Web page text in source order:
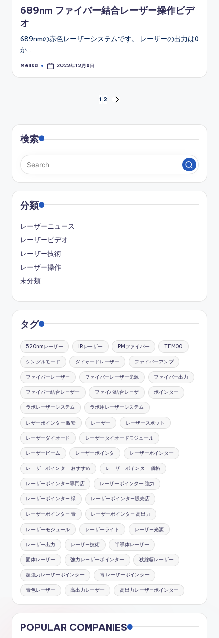
689nm ファイバー結合レーザー操作ビデ
オ
689nmの赤色レーザーシステムです。 レーザーの出力は0
か…
Posted
Melisa 2022年12月6日
稿
の
ペ
ー
ジ
送
り
1 2
検索
分類
レーザーニュース
レーザービデオ
レーザー技術
レーザー操作
未分類
タグ
520nmレーザー IRレーザー PMファイバー TEM00
シングルモード ダイオードレーザー ファイバーアンプ
ファイバーレーザー ファイバーレーザー光源 ファイバー出力
ファイバー結合レーザー ファイバ結合レーザ ポインター
ラボレーザーシステム ラボ用レーザーシステム
レザーポインター 激安 レーザー レーザースポット
レーザーダイオード レーザーダイオードモジュール
レーザービーム レーザーポインタ レーザーポインター
レーザーポインター おすすめ レーザーポインター 価格
レーザーポインター専門店 レーザーポインター 強力
レーザーポインター 緑 レーザーポインター販売店
レーザーポインター 青 レーザーポインター 高出力
レーザーモジュール レーザーライト レーザー光源
レーザー出力 レーザー技術 半導体レーザー
固体レーザー 強力レーザーポインター 狭線幅レーザー
超強力レーザーポインター 青 レーザーポインター
青色レーザー 高出力レーザー 高出力レーザーポインター
POPULAR COMPANIES